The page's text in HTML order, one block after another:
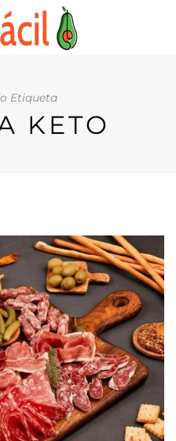
Etiqueta
KETO